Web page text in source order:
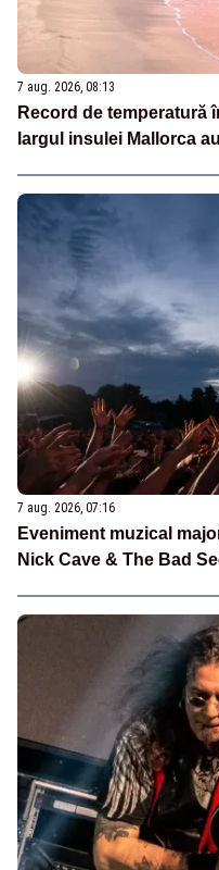
7 aug. 2026, 08:13
Record de temperatură
largul insulei Mallorca
7 aug. 2026, 07:16
Eveniment muzical
Nick Cave & The Bad